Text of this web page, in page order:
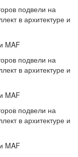
MAF
MAF
MAF